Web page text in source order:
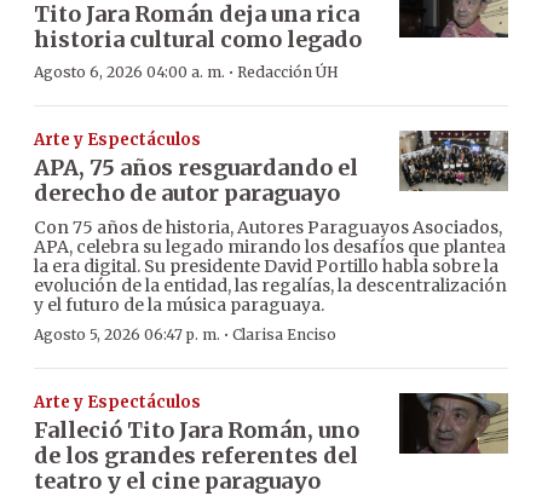
Tito Jara Román deja una rica
historia cultural como legado
Agosto 6, 2026 04:00 a. m. · Redacción ÚH
Arte y Espectáculos
APA, 75 años resguardando el
derecho de autor paraguayo
Con 75 años de historia, Autores Paraguayos Asociados,
APA, celebra su legado mirando los desafíos que plantea
la era digital. Su presidente David Portillo habla sobre la
evolución de la entidad, las regalías, la descentralización
y el futuro de la música paraguaya.
Agosto 5, 2026 06:47 p. m. · Clarisa Enciso
Arte y Espectáculos
Falleció Tito Jara Román, uno
de los grandes referentes del
teatro y el cine paraguayo